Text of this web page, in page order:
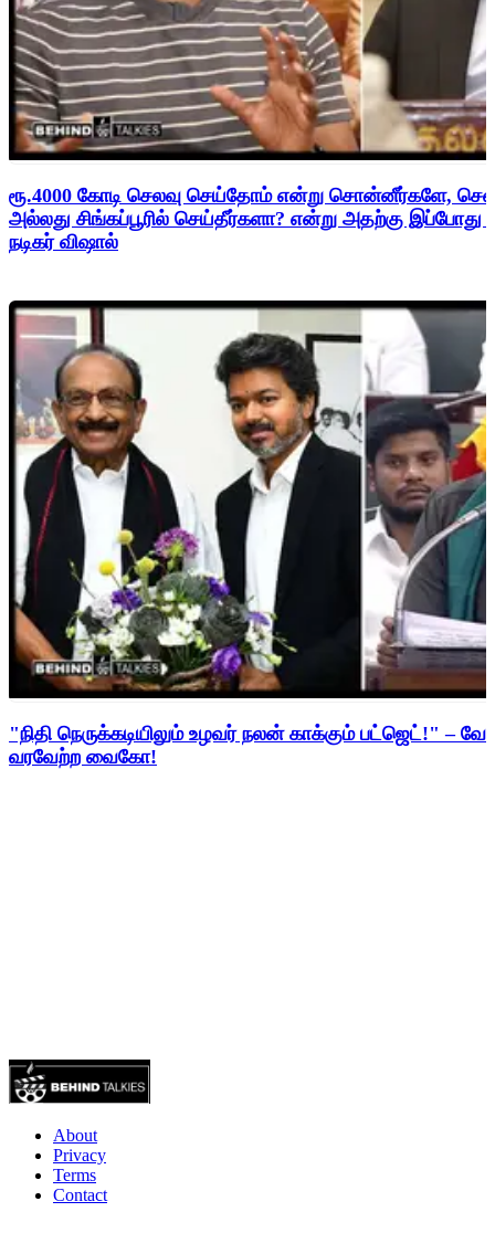
ரூ.4000 கோடி செலவு செய்தோம் என்று சொன்னீர்களே,
அல்லது சிங்கப்பூரில் செய்தீர்களா? என்று அதற்கு
நடிகர் விஷால்
"நிதி நெருக்கடியிலும் உழவர் நலன் காக்கும் பட்ஜெட்!" –
வரவேற்ற வைகோ!
About
Privacy
Terms
Contact